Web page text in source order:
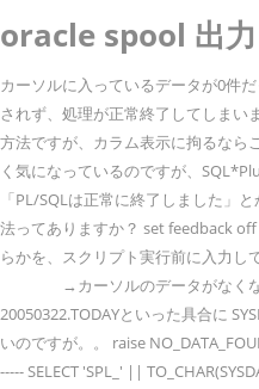
oracle spool 出
カーソルに入っているデータが0件
されず、処理が正常終了してしまい
方法ですが、カラム表示に拘るなら
く気になっているのですが、
「PL/SQLは正常に終了しました」
法ってありますか？ set feedback
らかを、スクリプト実行前に入力し
→カーソルのデータがなくな
20050322.TODAYといった具合に
いのですが。。 raise
----- SELECT 'SPL_' ||